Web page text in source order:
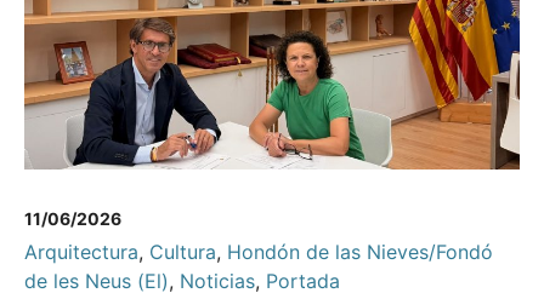
11/06/2026
Arquitectura, Cultura, Hondón de las Nieves/Fondó
de les Neus (El), Noticias, Portada